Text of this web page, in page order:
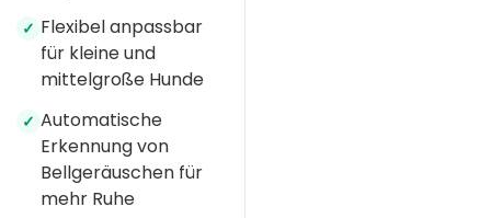
✓ Flexibel anpassbar
für kleine und
mittelgroße Hunde
✓ Automatische
Erkennung von
Bellgeräuschen für
mehr Ruhe